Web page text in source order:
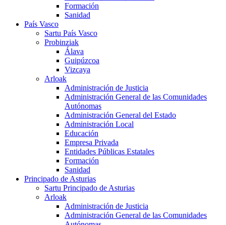
Formación
Sanidad
País Vasco
Sartu País Vasco
Probinziak
Álava
Guipúzcoa
Vizcaya
Arloak
Administración de Justicia
Administración General de las Comunidades
Autónomas
Administración General del Estado
Administración Local
Educación
Empresa Privada
Entidades Públicas Estatales
Formación
Sanidad
Principado de Asturias
Sartu Principado de Asturias
Arloak
Administración de Justicia
Administración General de las Comunidades